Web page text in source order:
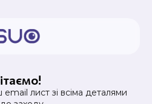
лист зі всіма деталями